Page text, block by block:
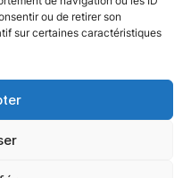
ou de retirer son
sur certaines caractéristiques